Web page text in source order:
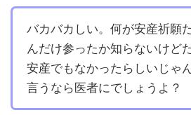
バカバカしい。何が安産祈願
んだけ参ったか知らないけど
安産でもなかったらしいじゃ
言うなら医者にでしょうよ？